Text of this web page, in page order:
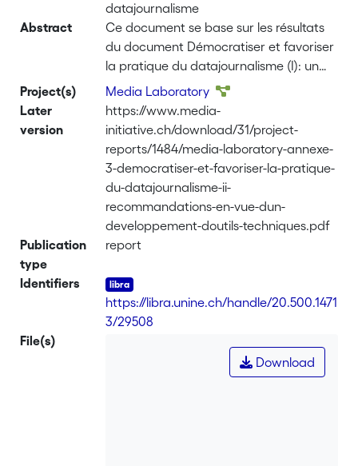
datajournalisme
Abstract
Ce document se base sur les résultats
du document Démocratiser et favoriser
la pratique du datajournalisme (I): un
état des lieux. Ces recommandations
ont été élaborées par l’Académie du
journalisme et des médias (UNINE) en
collaboration étroite avec le Distributed
Information Systems Laboratory (LSIR)
de l’EPFL dans le but d’établir une feuille
de route pour les développements
d’outils et de technologies et en vue de
l’affectation des ressources
Sur la base de l’état des lieux, nous
émettons les recommandations
suivantes :
permettant, avec un minimum de
Project(s)
Media Laboratory
Later
version
https://www.media-
initiative.ch/download/31/project-
reports/1484/media-laboratory-annexe-
3-democratiser-et-favoriser-la-pratique-
du-datajournalisme-ii-
recommandations-en-vue-dun-
developpement-doutils-techniques.pdf
Publication
type
report
Identifiers
https://libra.unine.ch/handle/20.500.1471
3/29508
File(s)
Download